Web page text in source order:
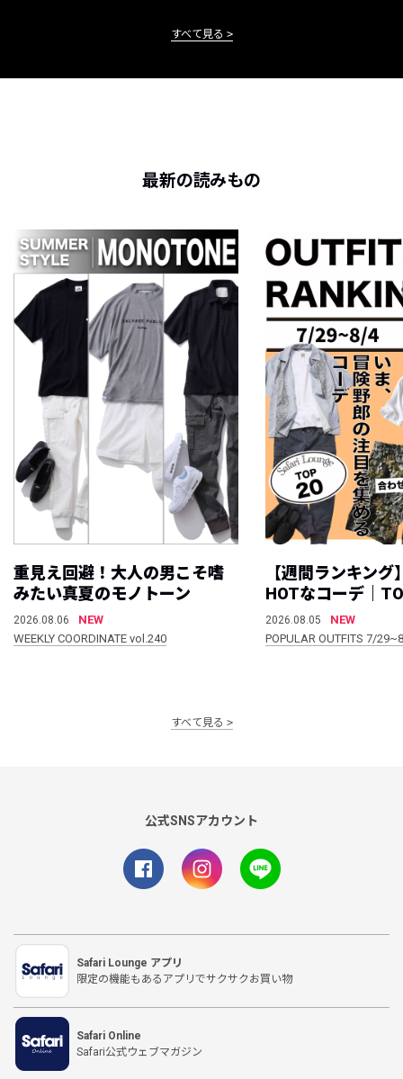
すべて見る
最新の読みもの
重見え回避！大人の男こそ嗜
みたい真夏のモノトーン
2026.08.06
NEW
WEEKLY COORDINATE vol.240
【週間ランキング
HOTなコーデ｜
2026.08.05
NEW
POPULAR OUTFITS 7/
すべて見る
公式SNSアカウント
Safari Lounge アプリ
限定の機能もあるアプリでサクサクお買い物
Safari Online
Safari公式ウェブマガジン